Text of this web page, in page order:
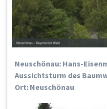
Neuschönau: Hans-
Aussichtsturm des
Ort: Neuschönau